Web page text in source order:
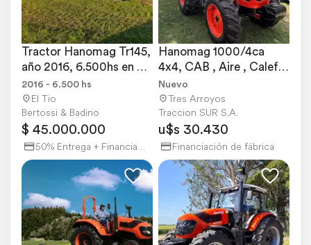
Tractor Hanomag Tr145,
año 2016, 6.500hs en
muy Buen Estado
2016 - 6.500 hs
El Tio
Bertossi & Badino
$ 45.000.000
50% Entrega + Financiación
Hanomag 1000/4ca
4x4, CAB , Aire , Calef.
3 Ptos 100 HP.
Nuevo
Tres Arroyos
Traccion SUR S.A.
u$s 30.430
Financiación de fábrica